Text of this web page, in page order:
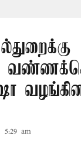
5:29 am